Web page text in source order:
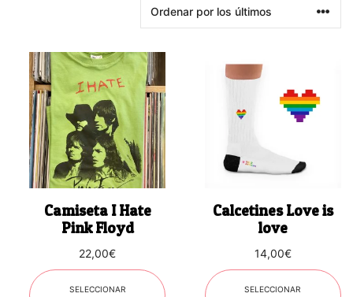
Camiseta I Hate
Pink Floyd
22,00€
SELECCIONAR
Este
producto
tiene
múltiples
variantes.
Las
opciones
pueden
elegir
la
Calcetines Love is
love
14,00€
SELECCIONAR
Este
producto
múltiples
Las
opciones
pueden
la